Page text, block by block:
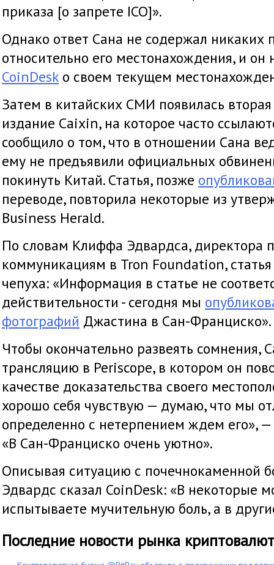
приказа [о запрете ICO]».
Однако ответ Сана не содержал никаких
относительно его местонахождения, и он
CoinDesk о своем текущем
Затем в китайских СМИ появилась
издание Caixin, на которое часто
сообщило о том, что в отношении Сана
ему не предъявили официальных
покинуть Китай. Статья, позже
переводе, повторила некоторые из
Business Herald.
По словам Клиффа Эдвардса, директора
коммуникациям в Tron Foundation,
чепуха: «Информация в статье не
действительности - сегодня мы
фотографий Джастина в Сан-Франциско».
Чтобы окончательно развеять сомнения,
трансляцию в Periscope, в котором он
качестве доказательства своего
хорошо себя чувствую — думаю, что мы
определенно с нетерпением ждем его», —
«В Сан-Франциско очень уютно».
Описывая ситуацию с почечнокаменной
Эдвардс сказал CoinDesk: «В некоторые
испытываете мучительную боль, а в
Последние новости рынка криптовалют